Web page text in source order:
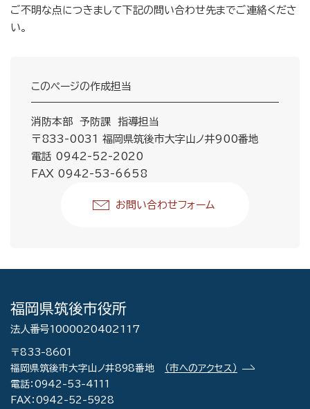
ご不明な点につきまして下記の問い合わせ先までご連絡くださ
い。
このページの作成担当
消防本部 予防課 指導担当
〒833-0031 福岡県筑後市大字山ノ井900番地
電話 0942-52-2020
FAX 0942-53-6658
お問い合わせフォーム
福岡県筑後市役所
法人番号1000020402117
〒833-8601
福岡県筑後市大字山ノ井898番地
（市へのアクセス）
電話：0942-53-4111
FAX：0942-52-5928